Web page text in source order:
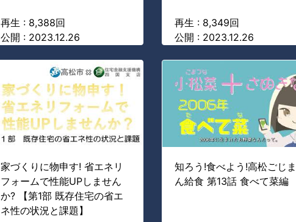
再生 : 8,388回
公開 : 2023.12.26
再生 : 8,349回
公開 : 2023.12.26
家づくりに物申す! 省エネリ
フォームで性能UPしません
か? 【第1部 既存住宅の省エ
ネ性の状況と課題】
知ろう!食べよう!高松ごじま
ん給食 第13話 食べて菜編